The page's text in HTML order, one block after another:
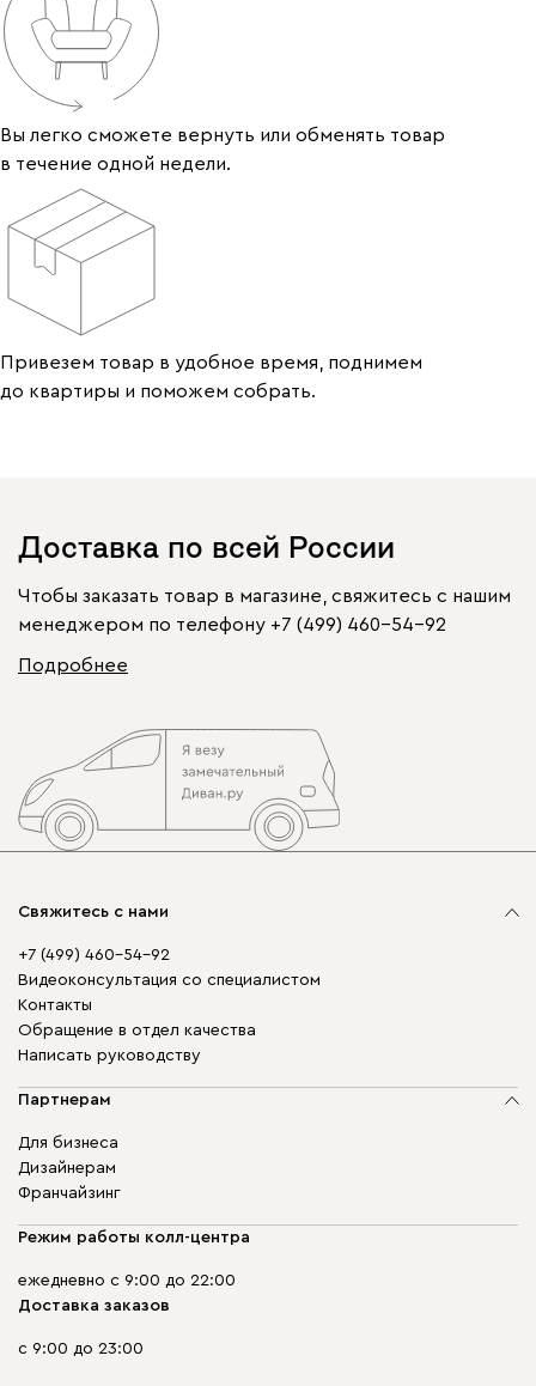
Вы легко сможете вернуть или обменять товар
в течение одной недели.
Привезем товар в удобное время, поднимем
до квартиры и поможем собрать.
Доставка по всей России
Чтобы заказать товар в магазине, свяжитесь с нашим
менеджером по телефону +7 (499) 460-54-92
Подробнее
Свяжитесь с нами
+7 (499) 460-54-92
Видеоконсультация со специалистом
Контакты
Обращение в отдел качества
Написать руководству
Партнерам
Для бизнеса
Дизайнерам
Франчайзинг
Режим работы колл-центра
ежедневно с 9:00 до 22:00
Доставка заказов
с 9:00 до 23:00